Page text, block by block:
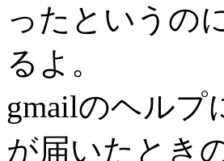
ったというの
るよ。
gmailのヘルプ
が届いたとき